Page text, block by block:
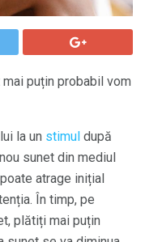
puțin probabil vom
la un stimul după
sunet din mediul
atrage inițial
În timp, pe
plătiți mai puțin